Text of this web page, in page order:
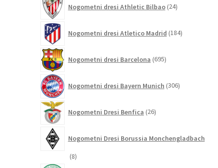
Nogometni dresi Athletic Bilbao 24izdelkov
Nogometni dresi Atletico Madrid 184izdelkov
Nogometni dresi Barcelona 695izdelkov
Nogometni dresi Bayern Munich 306izdelkov
Nogometni Dresi Benfica 26izdelkov
Nogometni Dresi Borussia Monchengladbach
88